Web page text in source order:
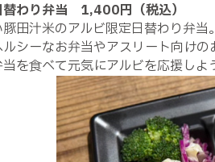
替わり弁当 1,400円（税込）
田汁米のアルビ限定日替わり弁
シーなお弁当やアスリート向けの
を食べて元気にアルビを応援しよ